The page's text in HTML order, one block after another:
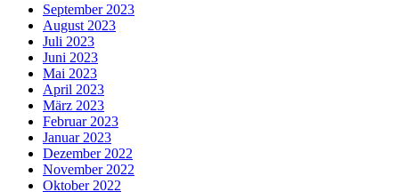
September 2023
August 2023
Juli 2023
Juni 2023
Mai 2023
April 2023
März 2023
Februar 2023
Januar 2023
Dezember 2022
November 2022
Oktober 2022